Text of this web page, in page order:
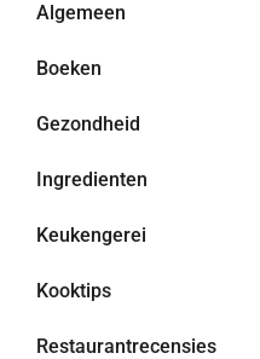
Algemeen
Boeken
Gezondheid
Ingredienten
Keukengerei
Kooktips
Restaurantrecensies